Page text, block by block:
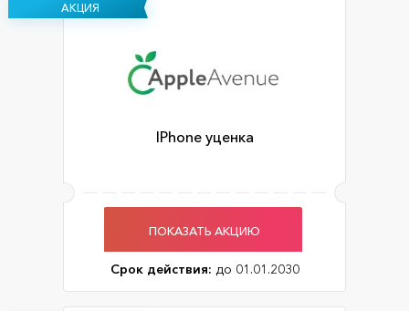
АКЦИЯ
IPhone уценка
ПОКАЗАТЬ АКЦИЮ
Срок действия: до 01.01.2030